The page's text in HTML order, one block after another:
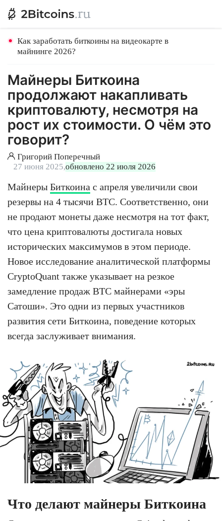
Как заработать биткоины на видеокарте в
майнинге 2026?
Майнеры Биткоина
продолжают накапливать
криптовалюту, несмотря на
рост их стоимости. О чём это
говорит?
Григорий Поперечный
27 июня 2025,обновлено 22 июля 2026
Майнеры Биткоина с апреля увеличили свои
резервы на 4 тысячи BTC. Соответственно, они
не продают монеты даже несмотря на тот факт,
что цена криптовалюты достигала новых
исторических максимумов в этом периоде.
Новое исследование аналитической платформы
CryptoQuant также указывает на резкое
замедление продаж BTC майнерами «эры
Сатоши». Это одни из первых участников
развития сети Биткоина, поведение которых
всегда заслуживает внимания.
Что делают майнеры Биткоина